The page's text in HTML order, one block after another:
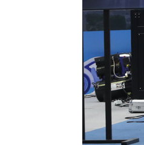
시리아 다마스쿠스
입추에도 극한더
이란, 호르무즈서 "
[속보]美, 폴리실
[속보]트럼프, 美 원
[속보] 뉴욕증시,